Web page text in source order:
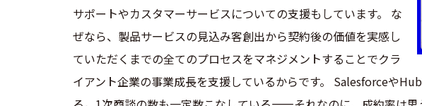
サポートやカスタマーサービスについての支援もしています。 な
ぜなら、製品サービスの見込み客創出から契約後の価値を実感し
ていただくまでの全てのプロセスをマネジメントすることでクラ
イアント企業の事業成長を支援しているからです。 Salesforceや